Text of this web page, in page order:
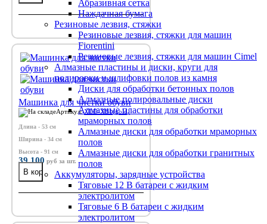
Абразивная сетка
Наждачная бумага
Резиновые лезвия, стяжки
Резиновые лезвия, стяжки для машин
Fiorentini
Резиновые лезвия, стяжки для машин Cimel
Алмазные пластины и диски, круги для
полировки и шлифовки полов из камня
Диски для обработки бетонных полов
Алмазные полировальные диски
Алмазные пластины для обработки
мраморных полов
Алмазные диски для обработки мраморных
полов
Алмазные диски для обработки гранитных
полов
Аккумуляторы, зарядные устройства
Тяговые 12 В батареи с жидким
электролитом
Тяговые 6 В батареи с жидким
электролитом
Машинка для чистки обуви
Артикул:XLD-XB1(gold)
Длина - 53 см
Ширина - 34 см
Высота - 91 см
39 100 руб за шт.